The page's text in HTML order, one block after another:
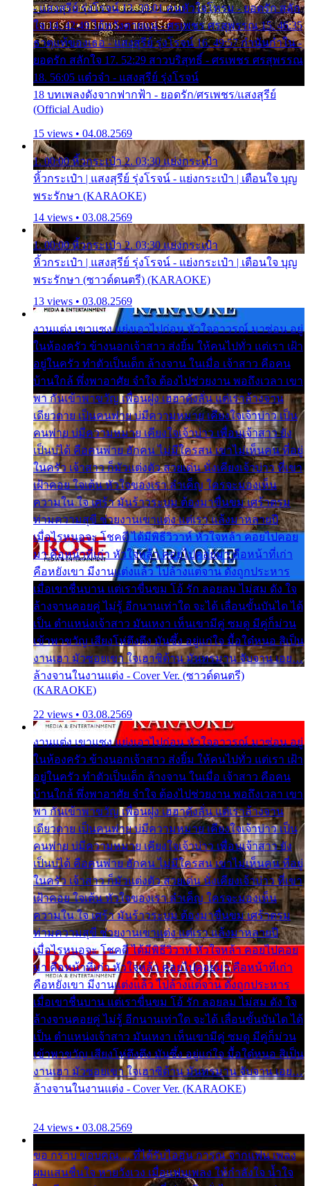
- แสงสุรีย์ รุ่งโรจน์ 13. 39:01 คนหัวใจโทรม - ยอดรัก สลัก
ใจ 14. 42:49 ไอ้หวังตายแน่ - ศรเพชร ศรสุพรรณ 15. 46:35
ธาตุแท้ของเธอ - แสงสุรีย์ รุ่งโรจน์ 16. 49:57 กำนันกำใน -
ยอดรัก สลักใจ 17. 52:29 สาวบริสุทธิ์ - ศรเพชร ศรสุพรรณ
18. 56:05 แต๋วจ๋า - แสงสุรีย์ รุ่งโรจน์
18 บทเพลงดังจากฟากฟ้า - ยอดรัก/ศรเพชร/แสงสุรีย์
(Official Audio)
15 views • 04.08.2569
1. 00:00 หิ้วกระเป๋า 2. 03:30 แย่งกระเป๋า
หิ้วกระเป๋า | แสงสุรีย์ รุ่งโรจน์ - แย่งกระเป๋า | เตือนใจ บุญ
พระรักษา (KARAOKE)
14 views • 03.08.2569
1. 00:00 หิ้วกระเป๋า 2. 03:30 แย่งกระเป๋า
หิ้วกระเป๋า | แสงสุรีย์ รุ่งโรจน์ - แย่งกระเป๋า | เตือนใจ บุญ
พระรักษา (ซาวด์ดนตรี) (KARAOKE)
13 views • 03.08.2569
งานแต่ง เขาแซง แย่งเอาไปก่อน หัวใจอาวรณ์ มาซ่อน อยู่
ในห้องครัว ข้างนอกเจ้าสาว ส่งยิ้ม ให้คนไปทั่ว แต่เรา เฝ้า
อยู่ในครัว ทำตัวเป็นเด็ก ล้างจาน ในเมื่อ เจ้าสาว คือคน
บ้านใกล้ พึ่งพาอาศัย จำใจ ต้องไปช่วยงาน พอถึงเวลา เขา
พา กันเข้าพาขวัญ เพื่อนฝูง เฮฮาดังลั่น แต่เราล้างจาน
เดียวดาย เป็นคนพ่าย บ่มีความหมาย เคียงใจเจ้าบ่าว เป็น
คนพ่าย บ่มีความหมาย เคียงใจเจ้าบ่าว เพื่อนเจ้าสาว ยัง
เป็นบ่ได้ คือคนพ่าย ฮักคน ไม่มีใครสน เขาไม่เห็นคน ที่อยู่
ในครัว เจ้าสาว ก็มัวแต่งตัว สวยเด่น นั่งเคียงเจ้าบ่าว ที่เขา
เฝ้าคอย ใจเต้น หัวใจของเรา ลำเค็ญ ใครจะมองเห็น
ความใน ใจ เศร้า มันร้าวระบม ต้องมาขื่นขม เศร้าตรม
ท่ามความสุขี ช่วยงานเขาแต่ง แต่เรา แล้งมาหลายปี
เมื่อไรหนอจะ โชคดี ได้มีพิธีวิวาห์ หัวใจหล้า คอยไปคอย
มา คือหน้าที่เก่า หัวใจหล้า คอยไปคอยมา คือหน้าที่เก่า
คือหยังเขา มีงานแต่งแล้ว ไปล้างแต่จาน ดั่งถูกประหาร
เมื่อเขาชื่นบาน แต่เราขื่นขม โอ้ รัก ลอยลม ไม่สม ดัง ใจ
ล้างจานคอยคู่ ไม่รู้ อีกนานเท่าใด จะได้ เลื่อนขั้นบันได ได้
เป็น ตำแหน่งเจ้าสาว มันเหงา เห็นเขามีคู่ ซมดู มีคู่ก็ม่วน
เข้าพาขวัญ เสียงโห่ตึงตึง มันซึ้ง อยู่แก่ใจ มื้อใด๋หนอ สิเป็น
งานเฮา มัวซอยเขา ใจเฮาซิด้าน มันทรมาน จับจาน เอย…
ล้างจานในงานแต่ง - Cover Ver. (ซาวด์ดนตรี)
(KARAOKE)
22 views • 03.08.2569
งานแต่ง เขาแซง แย่งเอาไปก่อน หัวใจอาวรณ์ มาซ่อน อยู่
ในห้องครัว ข้างนอกเจ้าสาว ส่งยิ้ม ให้คนไปทั่ว แต่เรา เฝ้า
อยู่ในครัว ทำตัวเป็นเด็ก ล้างจาน ในเมื่อ เจ้าสาว คือคน
บ้านใกล้ พึ่งพาอาศัย จำใจ ต้องไปช่วยงาน พอถึงเวลา เขา
พา กันเข้าพาขวัญ เพื่อนฝูง เฮฮาดังลั่น แต่เราล้างจาน
เดียวดาย เป็นคนพ่าย บ่มีความหมาย เคียงใจเจ้าบ่าว เป็น
คนพ่าย บ่มีความหมาย เคียงใจเจ้าบ่าว เพื่อนเจ้าสาว ยัง
เป็นบ่ได้ คือคนพ่าย ฮักคน ไม่มีใครสน เขาไม่เห็นคน ที่อยู่
ในครัว เจ้าสาว ก็มัวแต่งตัว สวยเด่น นั่งเคียงเจ้าบ่าว ที่เขา
เฝ้าคอย ใจเต้น หัวใจของเรา ลำเค็ญ ใครจะมองเห็น
ความใน ใจ เศร้า มันร้าวระบม ต้องมาขื่นขม เศร้าตรม
ท่ามความสุขี ช่วยงานเขาแต่ง แต่เรา แล้งมาหลายปี
เมื่อไรหนอจะ โชคดี ได้มีพิธีวิวาห์ หัวใจหล้า คอยไปคอย
มา คือหน้าที่เก่า หัวใจหล้า คอยไปคอยมา คือหน้าที่เก่า
คือหยังเขา มีงานแต่งแล้ว ไปล้างแต่จาน ดั่งถูกประหาร
เมื่อเขาชื่นบาน แต่เราขื่นขม โอ้ รัก ลอยลม ไม่สม ดัง ใจ
ล้างจานคอยคู่ ไม่รู้ อีกนานเท่าใด จะได้ เลื่อนขั้นบันได ได้
เป็น ตำแหน่งเจ้าสาว มันเหงา เห็นเขามีคู่ ซมดู มีคู่ก็ม่วน
เข้าพาขวัญ เสียงโห่ตึงตึง มันซึ้ง อยู่แก่ใจ มื้อใด๋หนอ สิเป็น
งานเฮา มัวซอยเขา ใจเฮาซิด้าน มันทรมาน จับจาน เอย…
ล้างจานในงานแต่ง - Cover Ver. (KARAOKE)
24 views • 03.08.2569
ขอ กราบ ขอบคุณ.... ที่ได้รับไออุ่น การุณ จากแฟน เพลง
ผมแสนชื่นใจ หายวังเวง เมื่อแฟนเพลง ให้กำลังใจ น้ำใจ